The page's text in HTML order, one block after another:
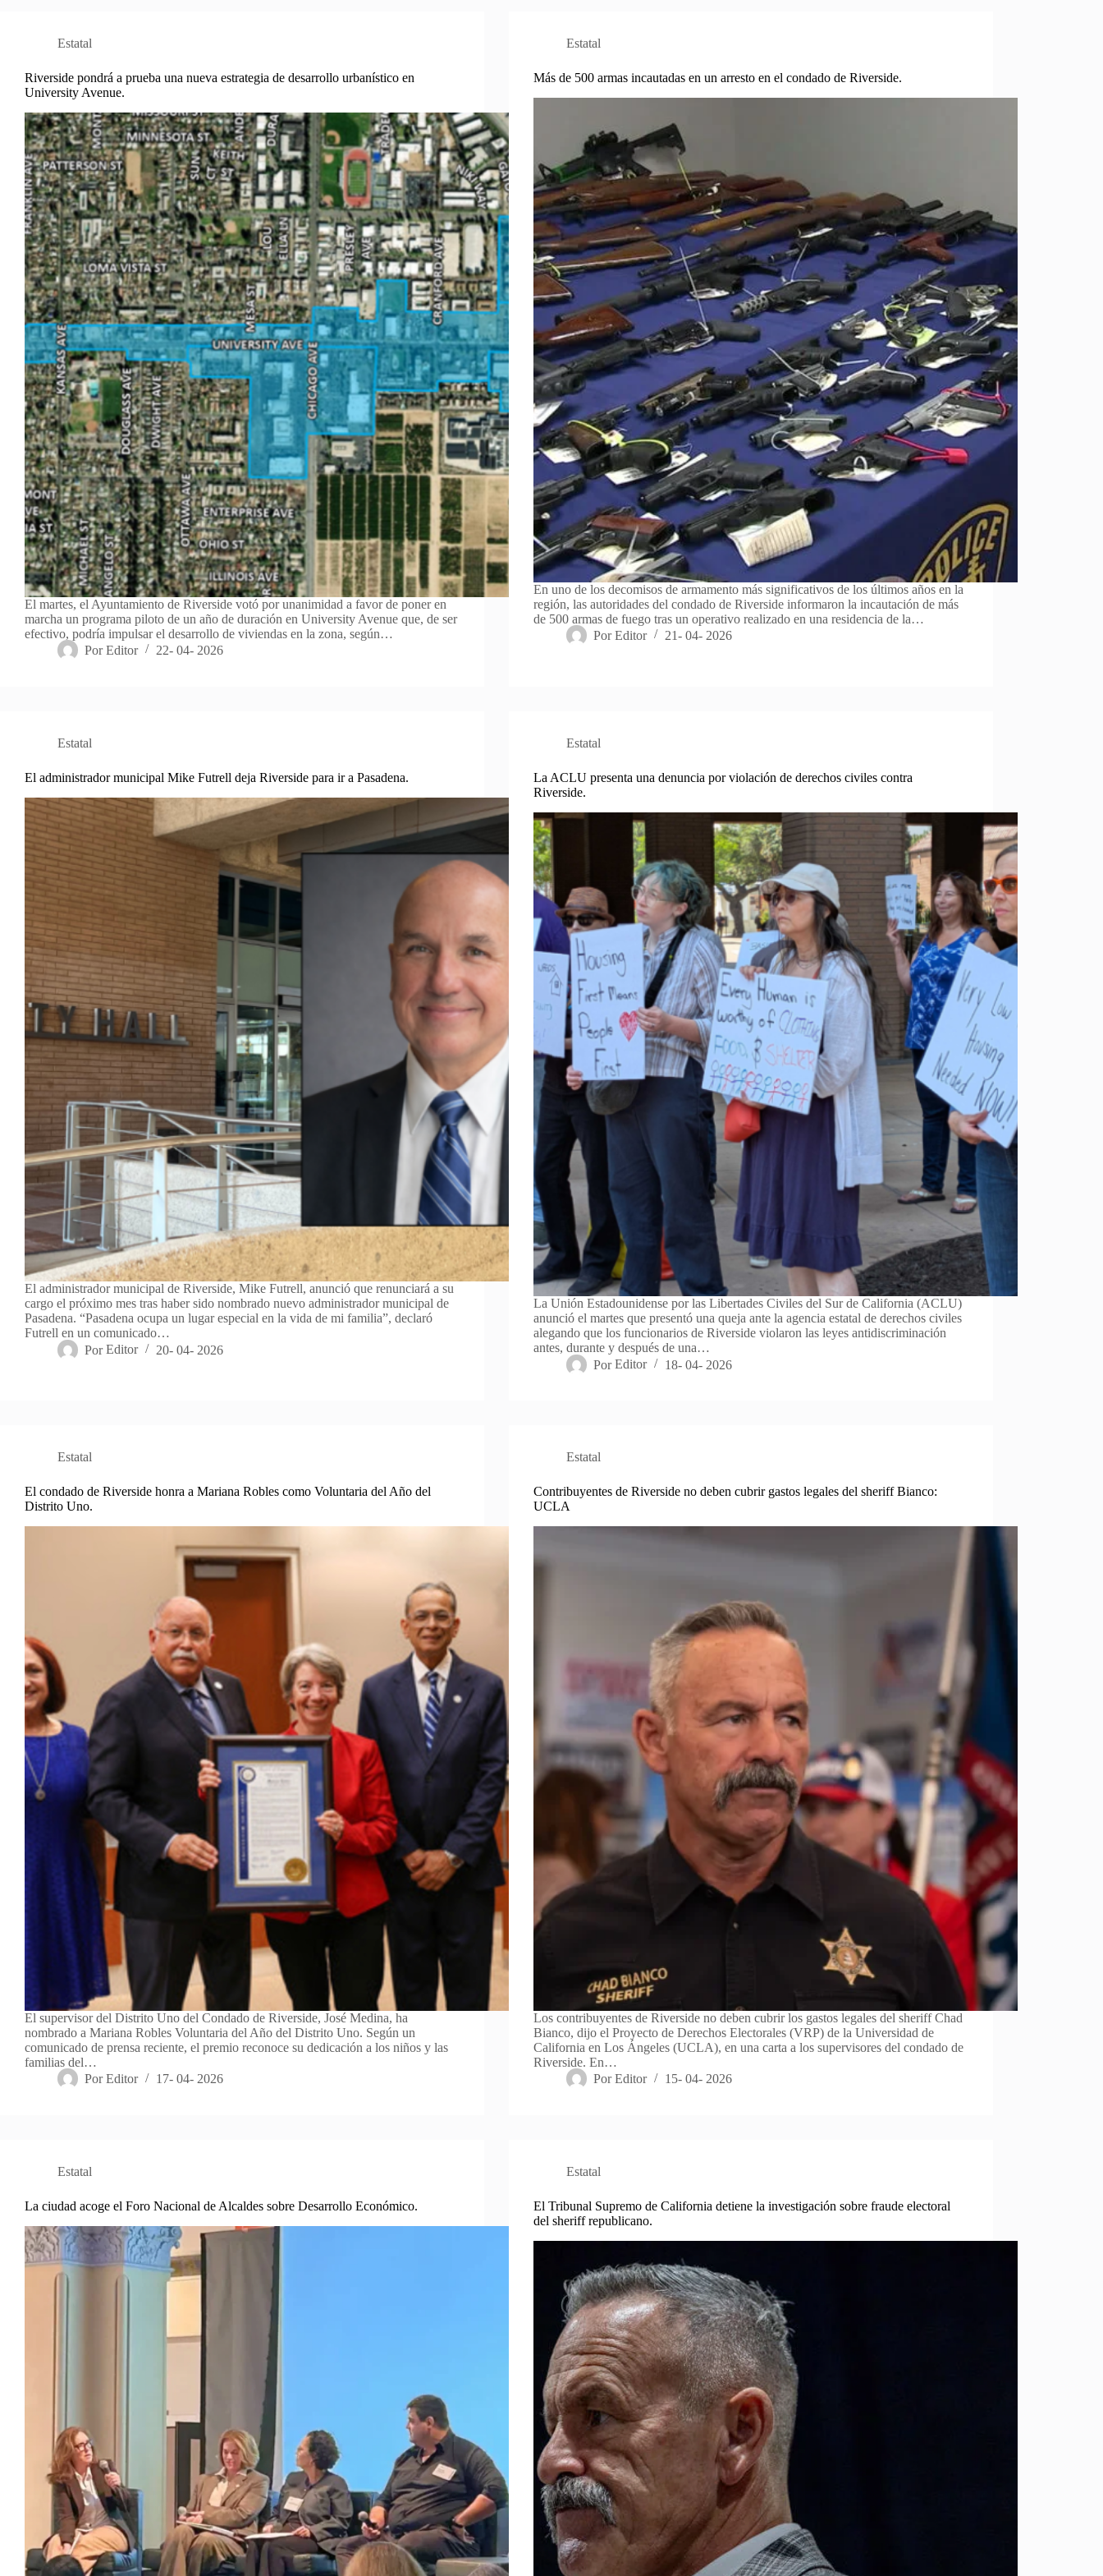
Estatal
Riverside pondrá a prueba una nueva estrategia de desarrollo urbanístico en
University Avenue.
El martes, el Ayuntamiento de Riverside votó por unanimidad a favor de poner en
marcha un programa piloto de un año de duración en University Avenue que, de ser
efectivo, podría impulsar el desarrollo de viviendas en la zona, según…
Por Editor 22- 04- 2026
Estatal
Más de 500 armas incautadas en un arresto en el condado de Riverside.
En uno de los decomisos de armamento más significativos de los últimos años en la
región, las autoridades del condado de Riverside informaron la incautación de más
de 500 armas de fuego tras un operativo realizado en una residencia de la…
Por Editor 21- 04- 2026
Estatal
El administrador municipal Mike Futrell deja Riverside para ir a Pasadena.
El administrador municipal de Riverside, Mike Futrell, anunció que renunciará a su
cargo el próximo mes tras haber sido nombrado nuevo administrador municipal de
Pasadena. “Pasadena ocupa un lugar especial en la vida de mi familia”, declaró
Futrell en un comunicado…
Por Editor 20- 04- 2026
Estatal
La ACLU presenta una denuncia por violación de derechos civiles contra
Riverside.
La Unión Estadounidense por las Libertades Civiles del Sur de California (ACLU)
anunció el martes que presentó una queja ante la agencia estatal de derechos civiles
alegando que los funcionarios de Riverside violaron las leyes antidiscriminación
antes, durante y después de una…
Por Editor 18- 04- 2026
Estatal
El condado de Riverside honra a Mariana Robles como Voluntaria del Año del
Distrito Uno.
El supervisor del Distrito Uno del Condado de Riverside, José Medina, ha
nombrado a Mariana Robles Voluntaria del Año del Distrito Uno. Según un
comunicado de prensa reciente, el premio reconoce su dedicación a los niños y las
familias del…
Por Editor 17- 04- 2026
Estatal
Contribuyentes de Riverside no deben cubrir gastos legales del sheriff Bianco:
UCLA
Los contribuyentes de Riverside no deben cubrir los gastos legales del sheriff Chad
Bianco, dijo el Proyecto de Derechos Electorales (VRP) de la Universidad de
California en Los Ángeles (UCLA), en una carta a los supervisores del condado de
Riverside. En…
Por Editor 15- 04- 2026
Estatal
La ciudad acoge el Foro Nacional de Alcaldes sobre Desarrollo Económico.
Estatal
El Tribunal Supremo de California detiene la investigación sobre fraude electoral
del sheriff republicano.